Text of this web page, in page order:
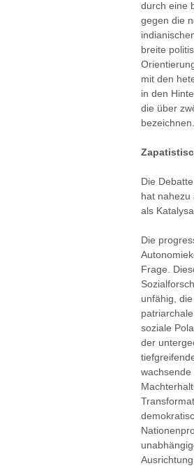
durch eine
gegen die
breite
mit den
in den
die über
bezeichnen.
Die
hat
als
Die
Frage.
unfähig,
soziale
der